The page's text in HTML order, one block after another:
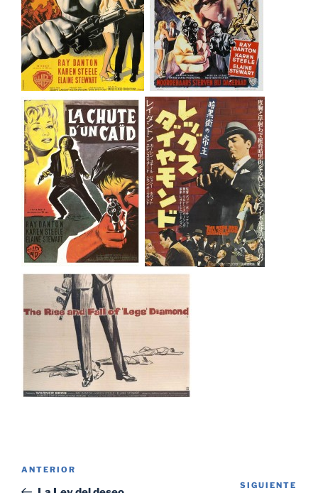
Entrada
anterior:
ANTERIOR
SIGUIENTE